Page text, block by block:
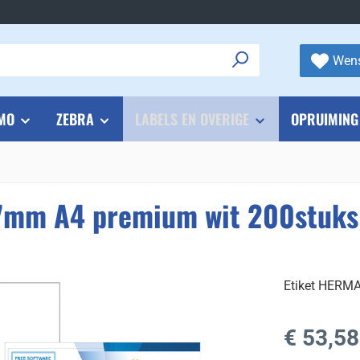
ZEBRA LABELS EN OVERIGE OPRUIMING
A4 premium wit 200stuks
Etiket
Normale prijs:
€ 53,58